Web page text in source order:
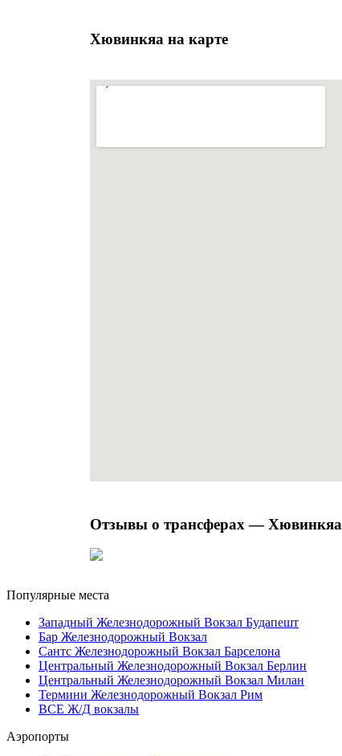
Хювинкяа на карте
Отзывы о трансферах — Хювинкяа
Популярные места
Западный Железнодорожный Вокзал Будапешт
Бар Железнодорожный Вокзал
Сантс Железнодорожный Вокзал Барселона
Центральный Железнодорожный Вокзал Берлин
Центральный Железнодорожный Вокзал Милан
Термини Железнодорожный Вокзал Рим
ВСЕ Ж/Д вокзалы
Аэропорты